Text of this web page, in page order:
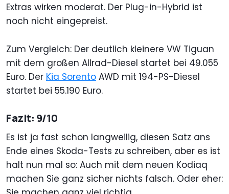
Extras wirken moderat. Der Plug-in-Hybrid ist
noch nicht eingepreist.
Zum Vergleich: Der deutlich kleinere VW Tiguan
mit dem großen Allrad-Diesel startet bei 49.055
Euro. Der Kia Sorento AWD mit 194-PS-Diesel
startet bei 55.190 Euro.
Fazit: 9/10
Es ist ja fast schon langweilig, diesen Satz ans
Ende eines Skoda-Tests zu schreiben, aber es ist
halt nun mal so: Auch mit dem neuen Kodiaq
machen Sie ganz sicher nichts falsch. Oder eher: